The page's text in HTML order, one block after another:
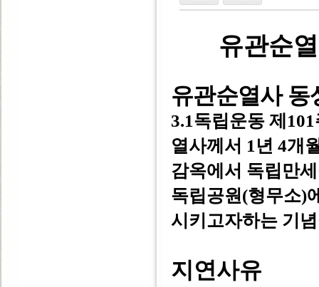
유관순
유관순열사 동
3.1독립운동 제
열사께서 1년 4개
감옥에서 독립만
독립공원(형무소)
시키고자하는 기
지연사유